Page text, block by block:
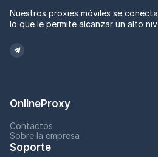
Nuestros proxies móviles se
lo que le permite alcanzar un alto
OnlineProxy
Contactos
Sobre la empresa
Soporte